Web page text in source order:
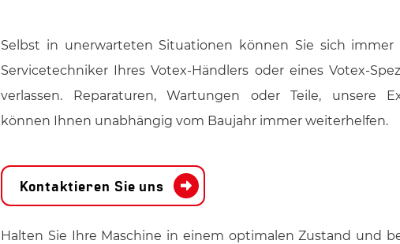
Selbst in unerwarteten Situationen können Sie sich immer
Servicetechniker Ihres Votex-Händlers oder eines Votex-
verlassen. Reparaturen, Wartungen oder Teile, unsere
können Ihnen unabhängig vom Baujahr immer weiterhelfen.
Kontaktieren Sie uns
Halten Sie Ihre Maschine in einem optimalen Zustand und